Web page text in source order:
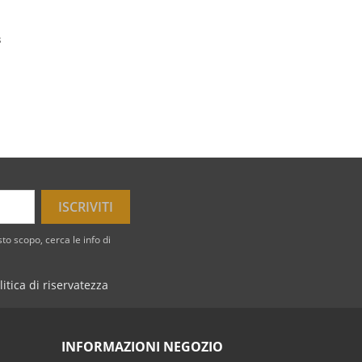
scopo, cerca le info di
di riservatezza
INFORMAZIONI NEGOZIO